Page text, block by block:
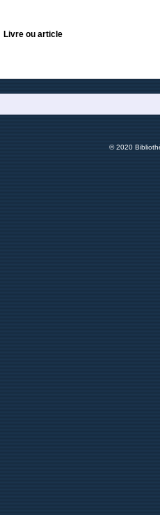
Livre ou article
© 2020